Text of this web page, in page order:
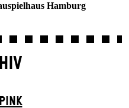
Hamburg